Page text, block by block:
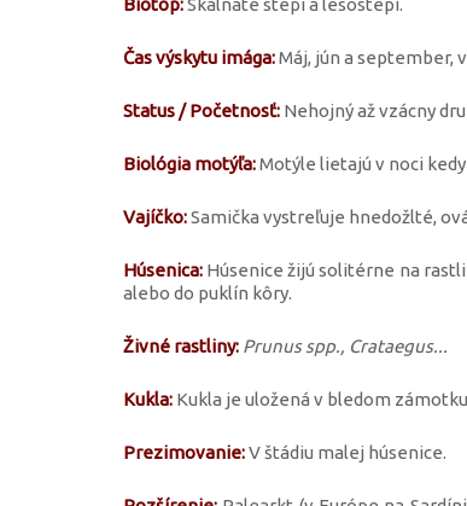
Biotop:Skalnaté stepi a lesostepi.
Čas výskytu imága:Máj, jún a september,
Status / Početnosť: Nehojný až vzácny
Biológia motýľa:Motýle lietajú v noci
Vajíčko:Samička vystreľuje hnedožlté,
Húsenica: Húsenice žijú solitérne na
alebo do puklín kôry.
Živné rastliny: Prunus spp., Crataegus...
Kukla: Kukla je uložená v bledom
Prezimovanie:V štádiu malej húsenice.